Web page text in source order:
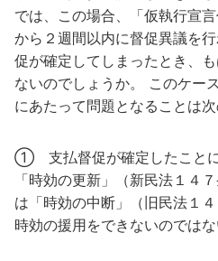
では、この場合、「仮執行宣
から２週間以内に督促異議を
促が確定してしまったとき、
ないのでしょうか。 このケー
にあたって問題となることは次
① 支払督促が確定したことに
「時効の更新」（新民法１４
は「時効の中断」（旧民法１
時効の援用をできないのではな